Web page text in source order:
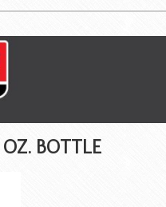
BOTTLE